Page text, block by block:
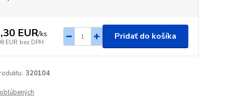
EUR/ks
EUR bez DPH
Pridať do košíka
320104